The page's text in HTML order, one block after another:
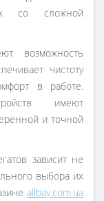
со сложной
возможность
чистоту
в работе.
имеют
и точной
зависит не
выбора их
allbay.com.ua